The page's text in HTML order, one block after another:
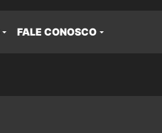
FALE CONOSCO